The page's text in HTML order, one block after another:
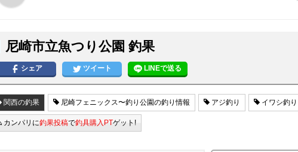
尼崎市立魚つり公園 釣果
シェア ツイート LINEで送る
関西の釣果 尼崎フェニックス〜釣り公園の釣り情報 アジ釣り イワシ釣り
カンパリに釣果投稿で釣具購入PTゲット!